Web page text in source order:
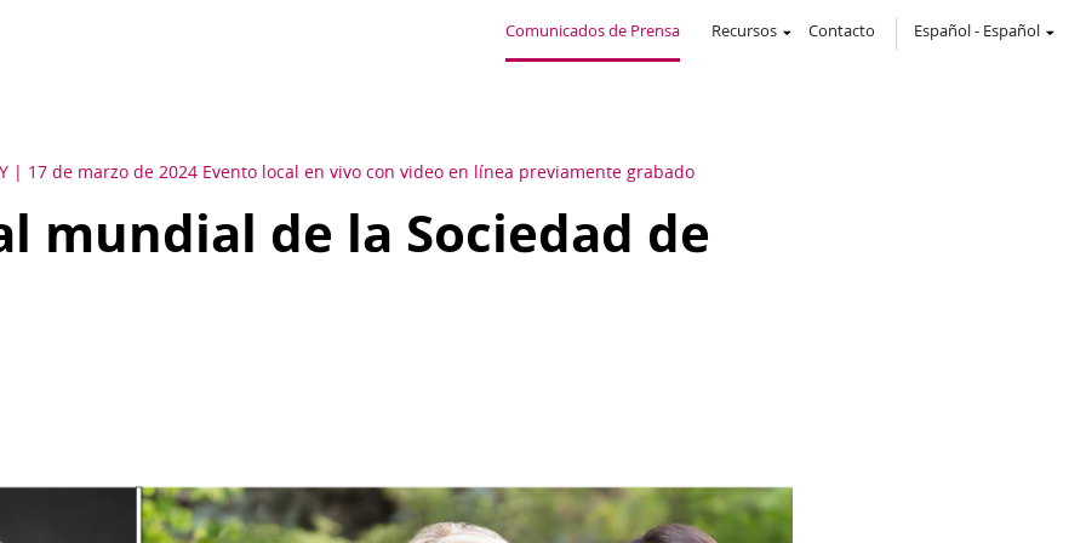
Comunicados de Prensa Recursos Contacto Español- Español
17 de marzo de 2024 Evento local en vivo con video en línea previamente grabado
mundial de la Sociedad de